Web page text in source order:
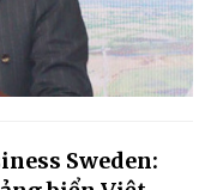
Sweden: